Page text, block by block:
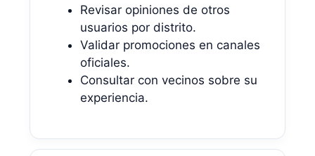
Revisar opiniones de otros
usuarios por distrito.
Validar promociones en canales
oficiales.
Consultar con vecinos sobre su
experiencia.